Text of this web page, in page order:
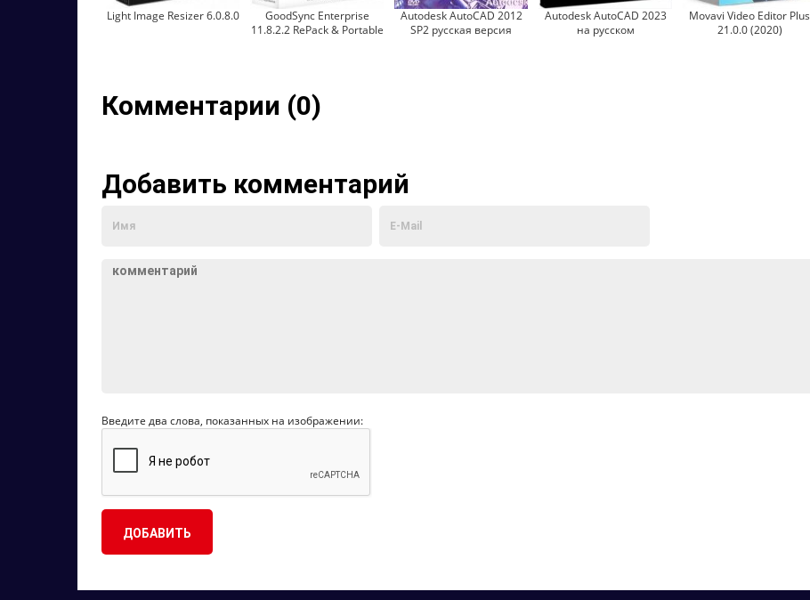
Light Image Resizer 6.0.8.0
GoodSync Enterprise
11.8.2.2 RePack & Portable
Autodesk AutoCAD 2012
SP2 русская версия
Autodesk AutoCAD 2023
на русском
Movavi Video Editor Plus
21.0.0 (2020)
Комментарии (0)
Добавить комментарий
Введите два слова, показанных на изображении: